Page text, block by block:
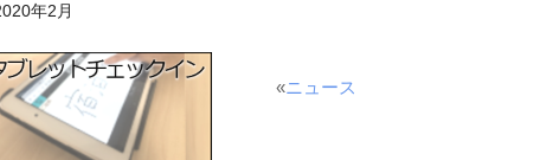
年2月
«ニュース